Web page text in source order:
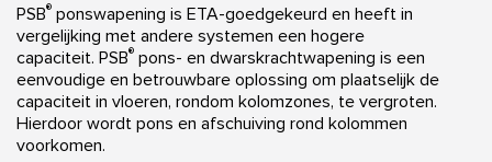
PSB® ponswapening is ETA-goedgekeurd en heeft in
vergelijking met andere systemen een hogere
capaciteit. PSB® pons- en dwarskrachtwapening is een
eenvoudige en betrouwbare oplossing om plaatselijk de
capaciteit in vloeren, rondom kolomzones, te vergroten.
Hierdoor wordt pons en afschuiving rond kolommen
voorkomen.